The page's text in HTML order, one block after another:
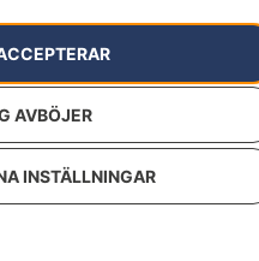
AVBÖJER
INSTÄLLNINGAR
och tillbehör
första förband,